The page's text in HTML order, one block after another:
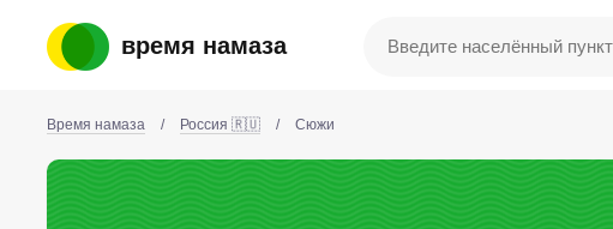
время намаза
Время намаза / Россия 🇷🇺 / Сюжи